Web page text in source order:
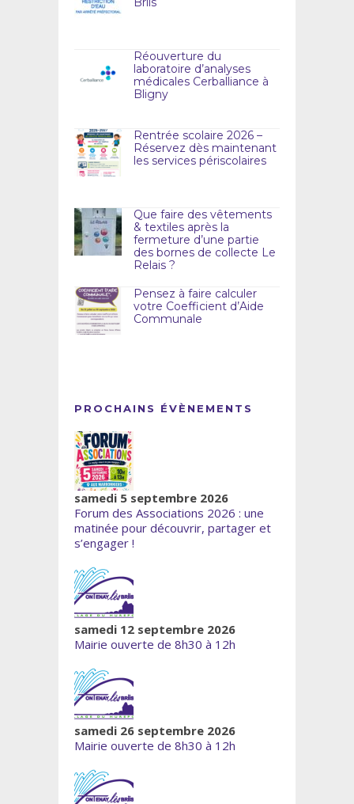
Réouverture du
laboratoire d’analyses
médicales Cerballiance à
Bligny
Rentrée scolaire 2026 –
Réservez dès maintenant
les services périscolaires
Que faire des vêtements
& textiles après la
fermeture d’une partie
des bornes de collecte Le
Relais ?
Pensez à faire calculer
votre Coefficient d’Aide
Communale
PROCHAINS ÉVÈNEMENTS
samedi 5 septembre 2026
Forum des Associations 2026 : une
matinée pour découvrir, partager et
s’engager !
samedi 12 septembre 2026
Mairie ouverte de 8h30 à 12h
samedi 26 septembre 2026
Mairie ouverte de 8h30 à 12h